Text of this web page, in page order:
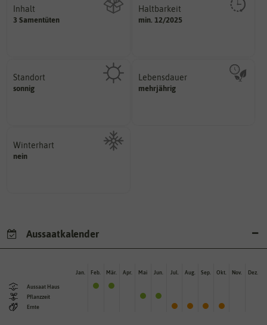
Inhalt
3 Samentüten
Wie viel ist enthalten
Haltbarkeit
min. 12/2025
und Pflanzgut sehr gut keimen
sollte.
Standort
sonnig
Pflanze? (schattig, halbschattig,
sonnig, vollsonnig)
Winterhart
nein
Probleme überwintern können.
Lebensdauer
mehrjährig
einjährig, zweijährig oder
mehrjährig.
Aussaatkalender
Aussaat Haus
Pflanzzeit
Ernte
Jan. Feb. Mär. Apr. Mai Jun. Jul. Aug. Sep. Okt. Nov. Dez.